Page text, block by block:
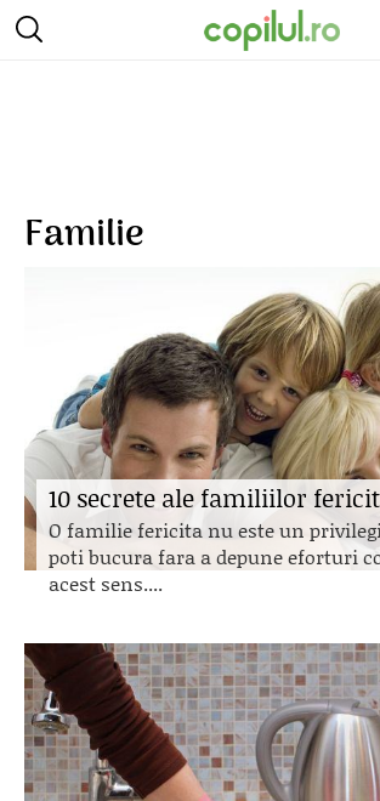
Familie
10 secrete ale familiilor
O familie fericita nu este un
poti bucura fara a depune eforturi
acest sens....